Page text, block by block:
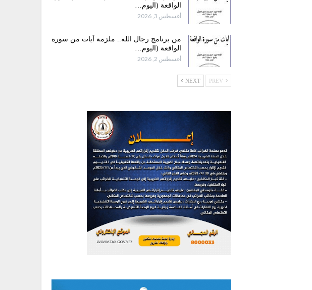
الواقعة (اليوم…
أغسطس 3, 2026
من برنامج رجال الله.. ملزمة آيات من سورة
الواقعة (اليوم…
أغسطس 2, 2026
NEXT